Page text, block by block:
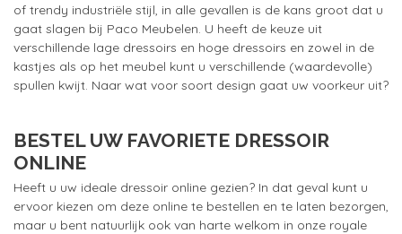
of trendy industriële stijl, in alle gevallen is de kans groot dat u
gaat slagen bij Paco Meubelen. U heeft de keuze uit
verschillende lage dressoirs en hoge dressoirs en zowel in de
kastjes als op het meubel kunt u verschillende (waardevolle)
spullen kwijt. Naar wat voor soort design gaat uw voorkeur uit?
BESTEL UW FAVORIETE DRESSOIR
ONLINE
Heeft u uw ideale dressoir online gezien? In dat geval kunt u
ervoor kiezen om deze online te bestellen en te laten bezorgen,
maar u bent natuurlijk ook van harte welkom in onze royale